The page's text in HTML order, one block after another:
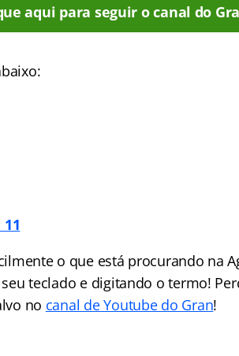
aqui para seguir o canal do
o que está procurando na
seu teclado e digitando o termo!
no canal de Youtube do Gran!